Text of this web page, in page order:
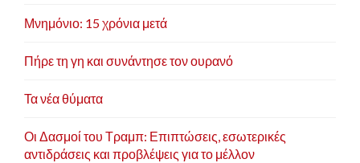
Μνημόνιο: 15 χρόνια μετά
Πήρε τη γη και συνάντησε τον ουρανό
Τα νέα θύματα
Οι Δασμοί του Τραμπ: Επιπτώσεις, εσωτερικές
αντιδράσεις και προβλέψεις για το μέλλον